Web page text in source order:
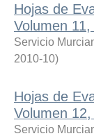
Hojas de
Volumen
Servicio
2010-10)
Hojas de
Volumen
Servicio